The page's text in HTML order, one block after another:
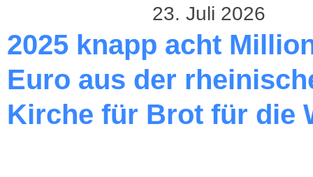
23. Juli 2026
2025 knapp acht
Euro aus der
Kirche für Brot für die